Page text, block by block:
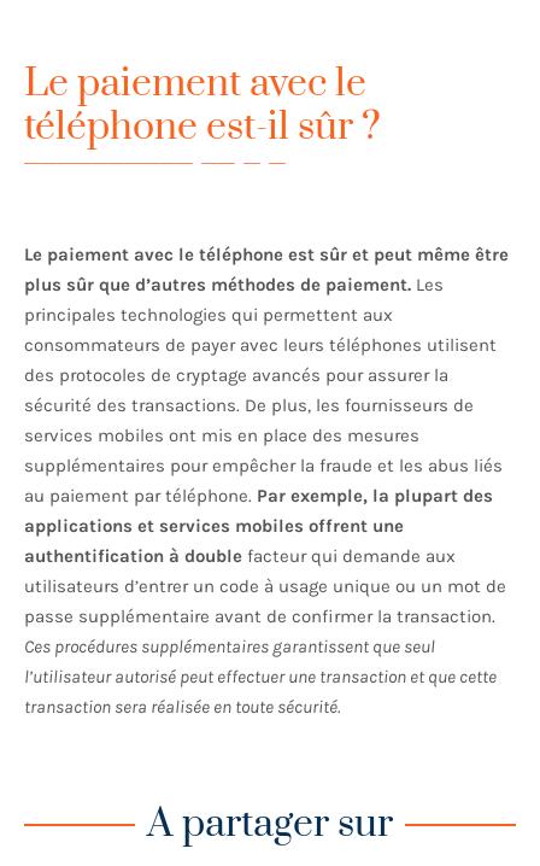
Le paiement avec le
téléphone est-il sûr ?
Le paiement avec le téléphone est sûr et peut même être
plus sûr que d’autres méthodes de paiement. Les
principales technologies qui permettent aux
consommateurs de payer avec leurs téléphones utilisent
des protocoles de cryptage avancés pour assurer la
sécurité des transactions. De plus, les fournisseurs de
services mobiles ont mis en place des mesures
supplémentaires pour empêcher la fraude et les abus liés
au paiement par téléphone. Par exemple, la plupart des
applications et services mobiles offrent une
authentification à double facteur qui demande aux
utilisateurs d’entrer un code à usage unique ou un mot de
passe supplémentaire avant de confirmer la transaction.
Ces procédures supplémentaires garantissent que seul
l’utilisateur autorisé peut effectuer une transaction et que cette
transaction sera réalisée en toute sécurité.
A partager sur